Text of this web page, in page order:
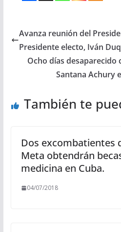
Avanza reunión del
Presidente electo, Iván
Ocho días desaparecido
Santana Achury
También te
Dos excombatientes
Meta obtendrán
medicina en Cuba.
04/07/2018